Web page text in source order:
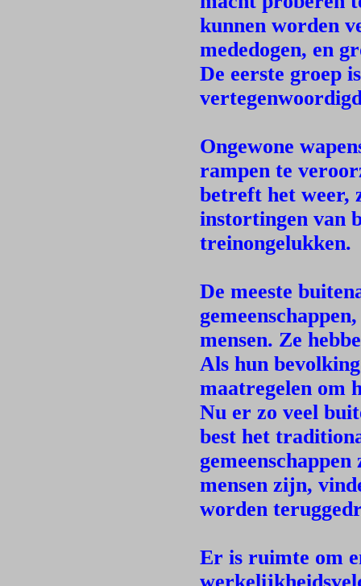
kunnen worden
mededogen, en
De eerste groep
Ongewone
rampen te
betreft het weer,
instortingen van
treinongelukken.
De meeste
mensen. Ze
Als hun
maatregelen om
Nu er zo veel
best het
mensen zijn,
worden
Er is ruimte om